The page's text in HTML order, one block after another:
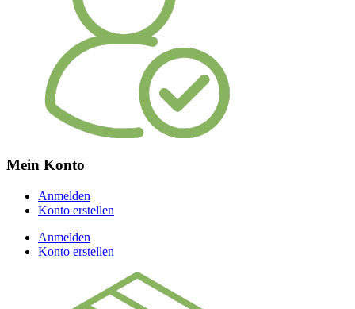
Mein Konto
Anmelden
Konto erstellen
Anmelden
Konto erstellen